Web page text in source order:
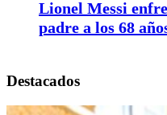
Lionel Messi
padre a los 68
Destacados